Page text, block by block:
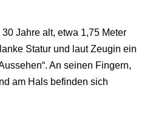
Jahre alt, etwa 1,75 Meter
Statur und laut Zeugin ein
An seinen Fingern,
am Hals befinden sich